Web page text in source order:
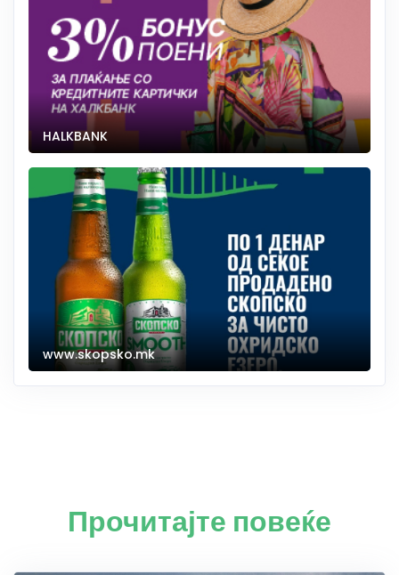
HALKBANK
www.skopsko.mk
Прочитајте повеќе